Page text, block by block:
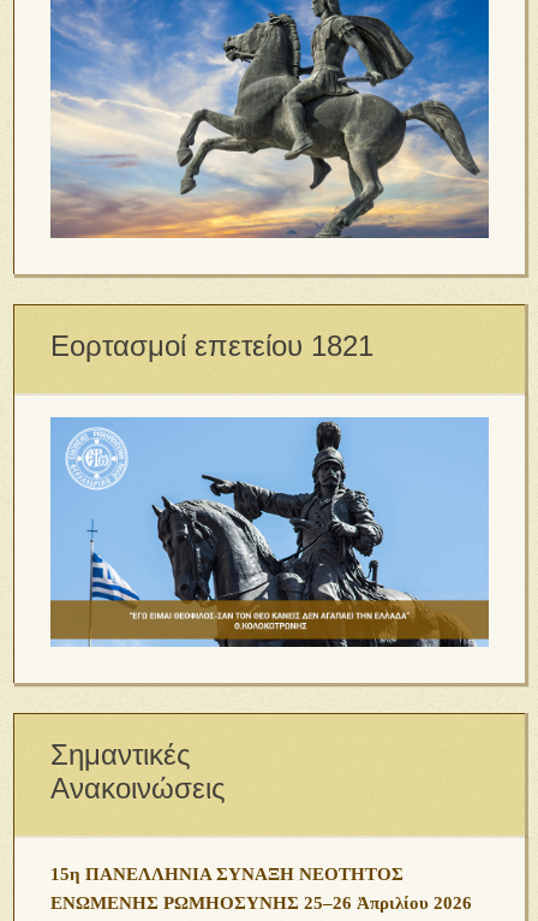
Εορτασμοί επετείου 1821
Σημαντικές
Ανακοινώσεις
15η ΠΑΝΕΛΛΗΝΙΑ ΣΥΝΑΞΗ ΝΕΟΤΗΤΟΣ
ΕΝΩΜΕΝΗΣ ΡΩΜΗΟΣΥΝΗΣ 25–26 Ἀπριλίου 2026